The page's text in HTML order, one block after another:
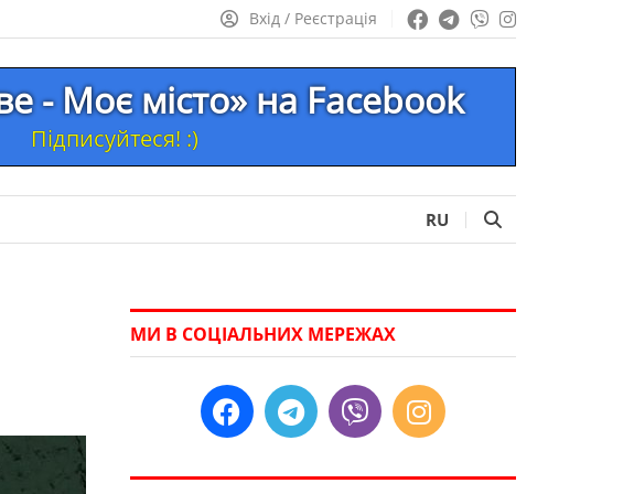
Вхід / Реєстрація
- Моє місто» на Facebook
Підписуйтеся! :)
RU
МИ В СОЦІАЛЬНИХ МЕРЕЖАХ